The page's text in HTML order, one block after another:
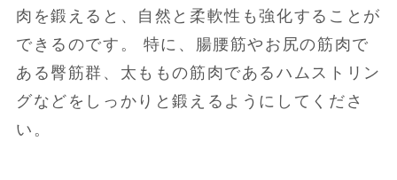
肉を鍛えると、自然と柔軟性も強化することが
できるのです。 特に、腸腰筋やお尻の筋肉で
ある臀筋群、太ももの筋肉であるハムストリン
グなどをしっかりと鍛えるようにしてくださ
い。